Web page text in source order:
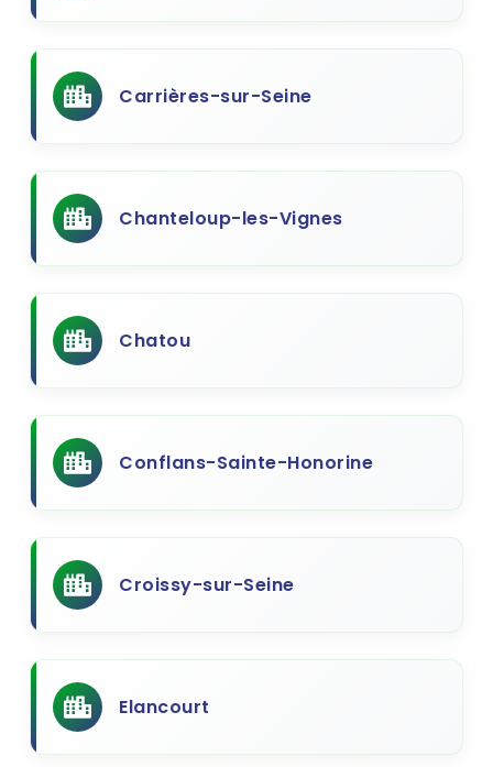
Carrières-sur-Seine
Chanteloup-les-Vignes
Chatou
Conflans-Sainte-Honorine
Croissy-sur-Seine
Elancourt